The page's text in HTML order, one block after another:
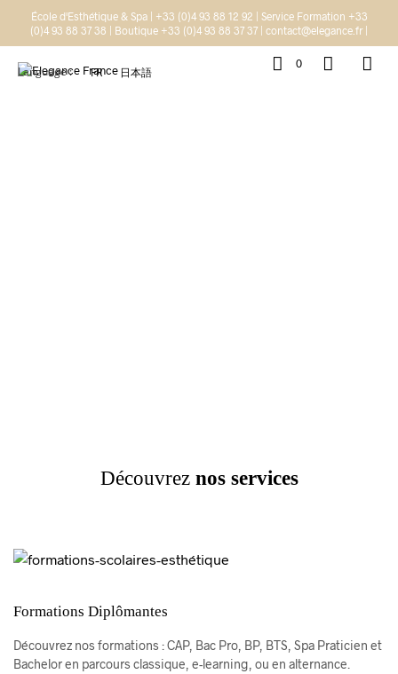
École d'Esthétique & Spa | +33 (0)4 93 88 12 92 | Service Formation +33
(0)4 93 88 37 38 | Boutique +33 (0)4 93 88 37 37 | contact@elegance.fr |
Language : FR 日本語
0
Découvrez nos services
Formations Diplômantes
Découvrez nos formations : CAP, Bac Pro, BP, BTS, Spa Praticien et
Bachelor en parcours classique, e-learning, ou en alternance.